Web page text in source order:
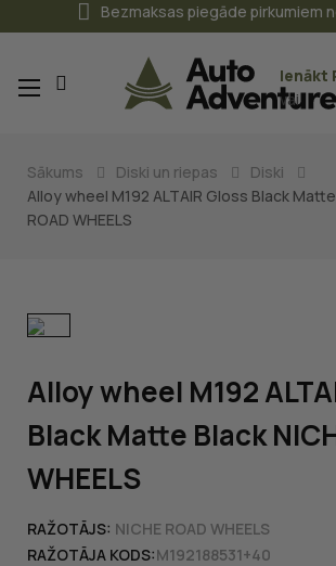
Bezmaksas piegāde pirkumiem
Ienākt
vai
Toggle
navigation
☰
Sākums Diski un riepas
Diski
Alloy wheel M192 ALTAIR Gloss Black Matte
ROAD WHEELS
Alloy wheel M192
Black Matte Black
WHEELS
RAŽOTĀJS: NICHE ROAD WHEELS
RAŽOTĀJA KODS:M192188531+40